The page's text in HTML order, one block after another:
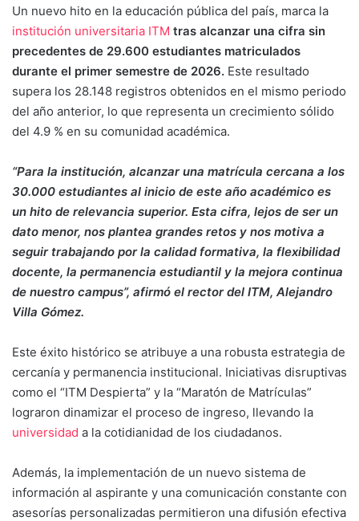
Un nuevo hito en la educación pública del país, marca la
institución universitaria ITM tras alcanzar una cifra sin
precedentes de 29.600 estudiantes matriculados
durante el primer semestre de 2026. Este resultado
supera los 28.148 registros obtenidos en el mismo periodo
del año anterior, lo que representa un crecimiento sólido
del 4.9 % en su comunidad académica.
“Para la institución, alcanzar una matrícula cercana a los
30.000 estudiantes al inicio de este año académico es
un hito de relevancia superior. Esta cifra, lejos de ser un
dato menor, nos plantea grandes retos y nos motiva a
seguir trabajando por la calidad formativa, la flexibilidad
docente, la permanencia estudiantil y la mejora continua
de nuestro campus”, afirmó el rector del ITM, Alejandro
Villa Gómez.
Este éxito histórico se atribuye a una robusta estrategia de
cercanía y permanencia institucional. Iniciativas disruptivas
como el “ITM Despierta” y la “Maratón de Matrículas”
lograron dinamizar el proceso de ingreso, llevando la
universidad a la cotidianidad de los ciudadanos.
Además, la implementación de un nuevo sistema de
información al aspirante y una comunicación constante con
asesorías personalizadas permitieron una difusión efectiva